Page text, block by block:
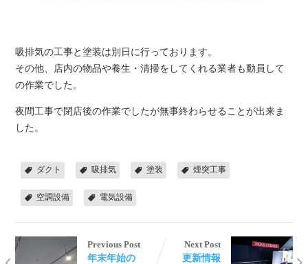
吸排気の工事と塗装は別日に行っております。
その他、店内の物品や養生・清掃をしてくれる業者も動員して
の作業でした。
夜間工事で閉店後の作業でしたが無事終わらせることが出来ま
した。
ダクト 吸排気 塗装 煙突工事
空調設備 電気設備
Previous Post
年末年始の
Next Post
更新情報